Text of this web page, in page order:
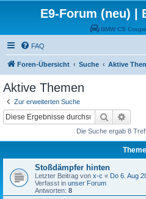
E9-Forum (neu) |
BMW CS
FAQ
Foren-Übersicht Suche Aktive
Aktive Themen
Zur erweiterten Suche
Suche
Die Suche ergab 8
Stoßdämpfer hinten
Letzter Beitrag von x-c « Do 6. Aug
Verfasst in unser Forum
Antworten: 8